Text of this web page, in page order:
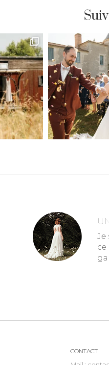
Je
CONTACT